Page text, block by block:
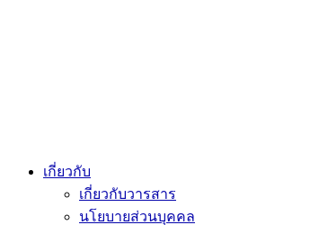
เกี่ยวกับ
เกี่ยวกับวารสาร
นโยบายส่วนบุคคล